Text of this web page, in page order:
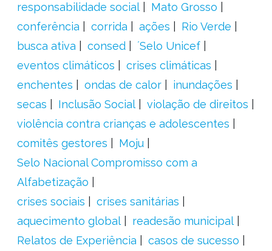
responsabilidade social
Mato Grosso
conferência
corrida ações
Rio Verde
busca ativa
consed
´Selo Unicef
eventos climáticos
crises climáticas
enchentes
ondas de calor
inundações
secas
Inclusão Social
violação de direitos
violência contra crianças e adolescentes
comitês gestores
Moju
Selo Nacional Compromisso com a
Alfabetização
crises sociais
crises sanitárias
aquecimento global
readesão municipal
Relatos de Experiência
casos de sucesso